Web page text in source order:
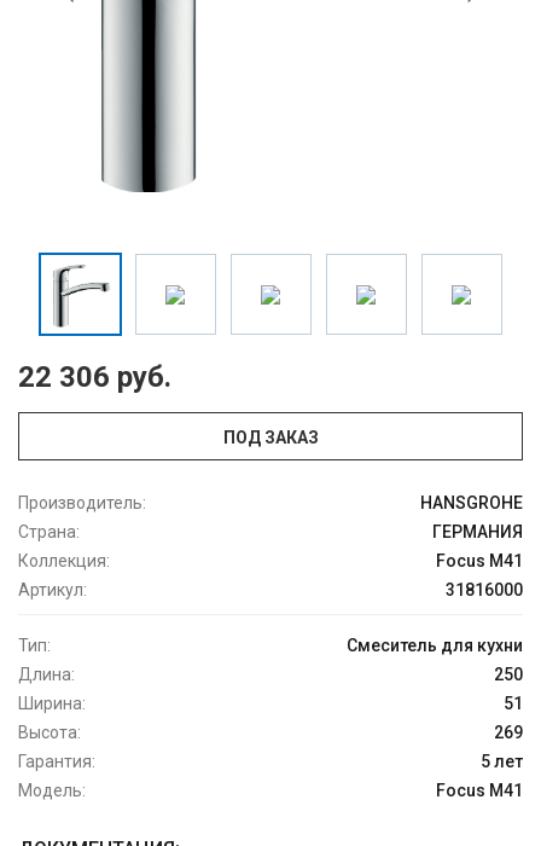
22 306 руб.
ПОД ЗАКАЗ
Производитель:
HANSGROHE
Страна:
ГЕРМАНИЯ
Коллекция:
Focus M41
Артикул:
31816000
Тип:
Смеситель для кухни
Длина:
250
Ширина:
51
Высота:
269
Гарантия:
5 лет
Модель:
Focus M41